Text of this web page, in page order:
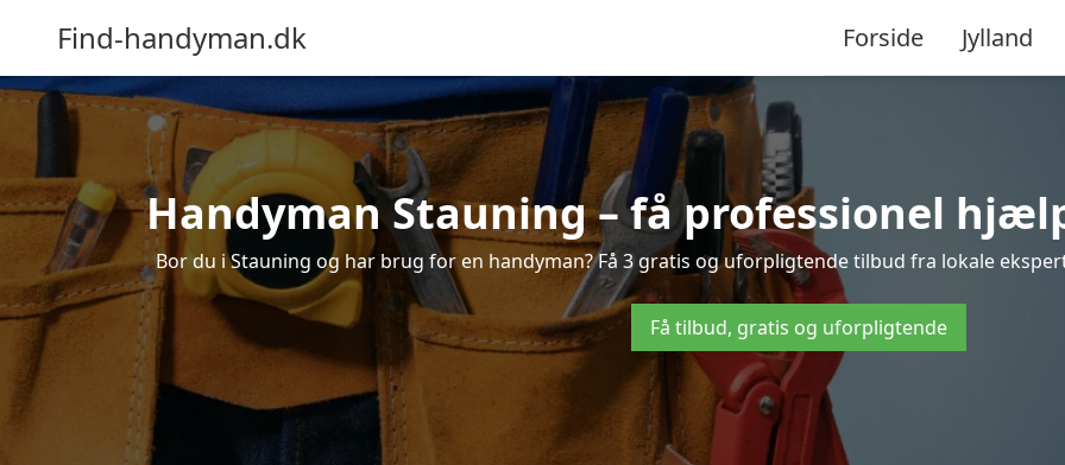
Find-handyman.dk Forside Jylland
Handyman Stauning – få professionel
Bor du i Stauning og har brug for en handyman? Få 3 gratis og uforpligtende tilbud fra lokale
Få tilbud, gratis og uforpligtende